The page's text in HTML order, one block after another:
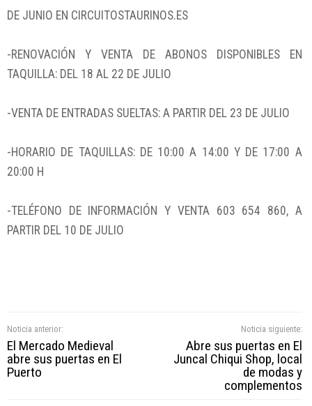
DE JUNIO EN CIRCUITOSTAURINOS.ES
-RENOVACIÓN Y VENTA DE ABONOS DISPONIBLES EN
TAQUILLA: DEL 18 AL 22 DE JULIO
-VENTA DE ENTRADAS SUELTAS: A PARTIR DEL 23 DE JULIO
-HORARIO DE TAQUILLAS: DE 10:00 A 14:00 Y DE 17:00 A
20:00 H
-TELÉFONO DE INFORMACIÓN Y VENTA 603 654 860, A
PARTIR DEL 10 DE JULIO
Noticia anterior:
El Mercado Medieval
abre sus puertas en El
Puerto
Noticia siguiente:
Abre sus puertas en El
Juncal Chiqui Shop, local
de modas y
complementos